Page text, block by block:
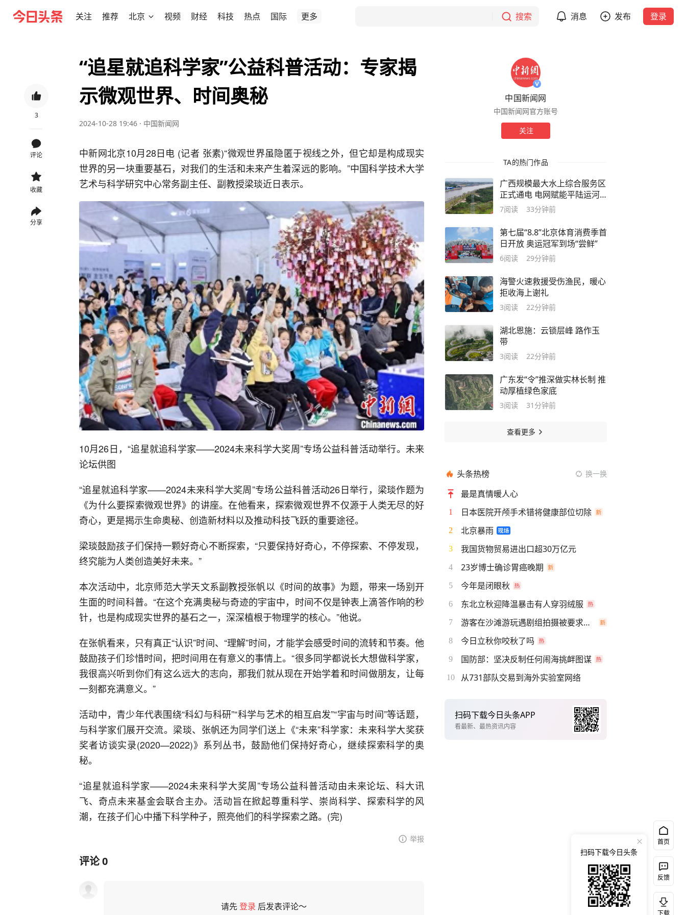
关注 推荐 北京 视频 财经 科技 热点 国际 更多 搜索 消息 发布 登录
3
评论
收藏
分享
“追星就追科学家”公益科普活动：专家揭
示微观世界、时间奥秘
2024-10-28 19:46 · 中国新闻网
中新网北京10月28日电 (记者 张素)“微观世界虽隐匿于视线之外，但它却是构成现实
世界的另一块重要基石，对我们的生活和未来产生着深远的影响。”中国科学技术大学
艺术与科学研究中心常务副主任、副教授梁琰近日表示。
10月26日，“追星就追科学家——2024未来科学大奖周”专场公益科普活动举行。未来
论坛供图
“追星就追科学家——2024未来科学大奖周”专场公益科普活动26日举行，梁琰作题为
《为什么要探索微观世界》的讲座。在他看来，探索微观世界不仅源于人类无尽的好
奇心，更是揭示生命奥秘、创造新材料以及推动科技飞跃的重要途径。
梁琰鼓励孩子们保持一颗好奇心不断探索，“只要保持好奇心，不停探索、不停发现，
终究能为人类创造美好未来。”
本次活动中，北京师范大学天文系副教授张帆以《时间的故事》为题，带来一场别开
生面的时间科普。“在这个充满奥秘与奇迹的宇宙中，时间不仅是钟表上滴答作响的秒
针，也是构成现实世界的基石之一，深深植根于物理学的核心。”他说。
在张帆看来，只有真正“认识”时间、“理解”时间，才能学会感受时间的流转和节奏。他
鼓励孩子们珍惜时间，把时间用在有意义的事情上。“很多同学都说长大想做科学家，
我很高兴听到你们有这么远大的志向，那我们就从现在开始学着和时间做朋友，让每
一刻都充满意义。”
活动中，青少年代表围绕“科幻与科研”“科学与艺术的相互启发”“宇宙与时间”等话题，
与科学家们展开交流。梁琰、张帆还为同学们送上《“未来”科学家：未来科学大奖获
奖者访谈实录(2020—2022)》系列丛书，鼓励他们保持好奇心，继续探索科学的奥
秘。
“追星就追科学家——2024未来科学大奖周”专场公益科普活动由未来论坛、科大讯
飞、奇点未来基金会联合主办。活动旨在掀起尊重科学、崇尚科学、探索科学的风
潮，在孩子们心中播下科学种子，照亮他们的科学探索之路。(完)
举报
评论0
请先登录 后发表评论～
中国新闻网
中国新闻网官方账号
关注
TA的热门作品
广西规模最大水上综合服务区
正式通电 电网赋能平陆运河
通江海
7阅读 33分钟前
第七届“8.8”北京体育消费季首
日开放 奥运冠军到场“尝鲜”
6阅读 29分钟前
海警火速救援受伤渔民，暖心
拒收海上谢礼
3阅读 22分钟前
湖北恩施：云锁层峰 路作玉
带
3阅读 22分钟前
广东发“令”推深做实林长制 推
动厚植绿色家底
3阅读 31分钟前
查看更多
头条热榜 换一换
最是真情暖人心
1 日本医院开颅手术错将健康部位切除
2 北京暴雨
3 我国货物贸易进出口超30万亿元
4 23岁博士确诊胃癌晚期
5 今年是闭眼秋
6 东北立秋迎降温暴击有人穿羽绒服
7 游客在沙滩游玩遇剧组拍摄被要求离开
8 今日立秋你咬秋了吗
9 国防部：坚决反制任何闹海挑衅图谋
10 从731部队交易到海外实验室网络
扫码下载今日头条APP
看最新、最热资讯内容
首页
反馈
下载
扫码下载今日头条